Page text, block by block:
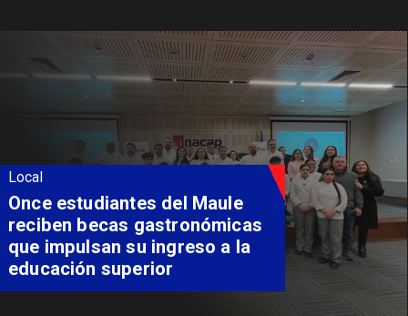
Local
Álvarez-Salamanca lidera la
apuesta regional para
consolidar el Paso Pehuenche
como alternativa a Los
Libertadores